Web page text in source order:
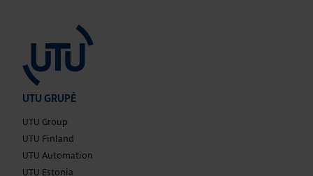
UTU GRUPĖ
UTU Group
UTU Finland
UTU Automation
UTU Estonia